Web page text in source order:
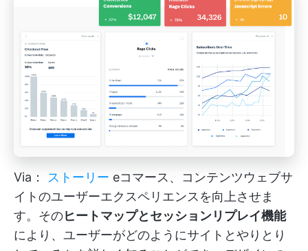
Via： ストーリー eコマース、コンテンツウェブサ
イトのユーザーエクスペリエンスを向上させま
す。そのヒートマップとセッションリプレイ機能
により、ユーザーがどのようにサイトとやりとり